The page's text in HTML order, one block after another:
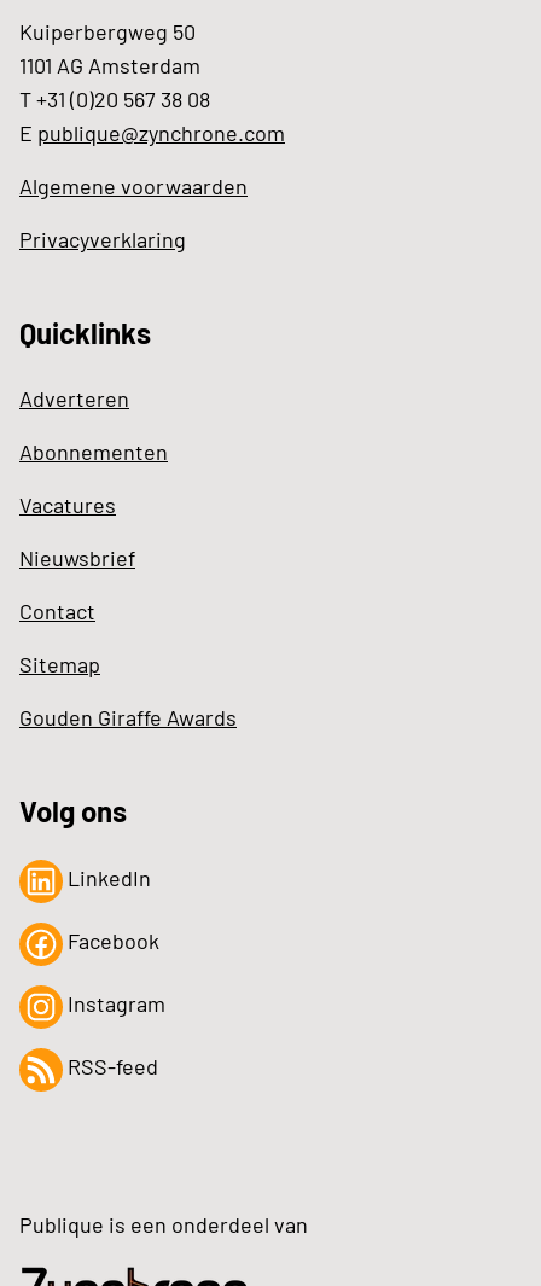
Kuiperbergweg 50
1101 AG Amsterdam
T +31 (0)20 567 38 08
E publique@zynchrone.com
Algemene voorwaarden
Privacyverklaring
Quicklinks
Adverteren
Abonnementen
Vacatures
Nieuwsbrief
Contact
Sitemap
Gouden Giraffe Awards
Volg ons
LinkedIn
Facebook
Instagram
RSS-feed
Publique is een onderdeel van